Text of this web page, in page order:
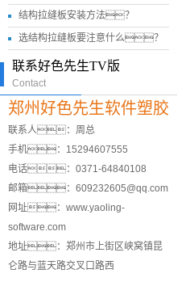
结构拉缝板安装方法？
选结构拉缝板要注意什么？
联系好色先生TV版
Contact
郑州好色先生软件塑胶
联系人：周总
手机：15294607555
电话：0371-64840108
邮箱：609232605@qq.com
网址：www.yaoling-
software.com
地址：郑州市上街区峡窝镇昆
仑路与蓝天路交叉口路西